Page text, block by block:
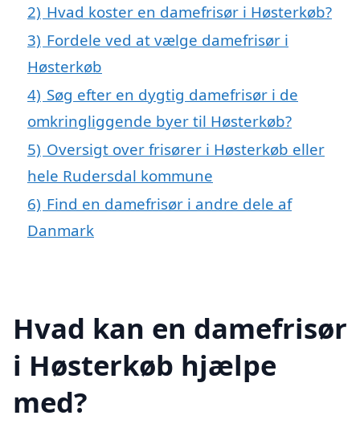
2) Hvad koster en damefrisør i Høsterkøb?
3) Fordele ved at vælge damefrisør i
Høsterkøb
4) Søg efter en dygtig damefrisør i de
omkringliggende byer til Høsterkøb?
5) Oversigt over frisører i Høsterkøb eller
hele Rudersdal kommune
6) Find en damefrisør i andre dele af
Danmark
Hvad kan en damefrisør
i Høsterkøb hjælpe
med?